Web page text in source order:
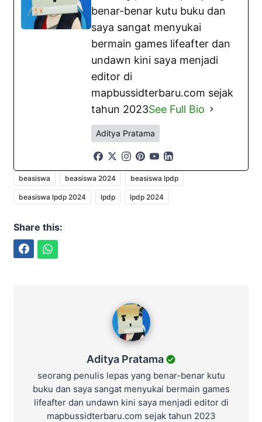
benar-benar kutu buku dan
saya sangat menyukai
bermain games lifeafter dan
undawn kini saya menjadi
editor di
mapbussidterbaru.com sejak
tahun 2023See Full Bio
Aditya Pratama
beasiswa beasiswa 2024 beasiswa lpdp
beasiswa lpdp 2024 lpdp lpdp 2024
Share this:
Aditya Pratama
seorang penulis lepas yang benar-benar kutu
buku dan saya sangat menyukai bermain games
lifeafter dan undawn kini saya menjadi editor di
mapbussidterbaru.com sejak tahun 2023